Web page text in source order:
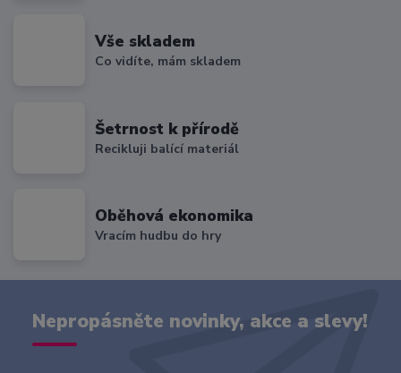
Vše skladem
Co vidíte, mám skladem
Šetrnost k přírodě
Recikluji balící materiál
Oběhová ekonomika
Vracím hudbu do hry
Nepropásněte novinky, akce a slevy!